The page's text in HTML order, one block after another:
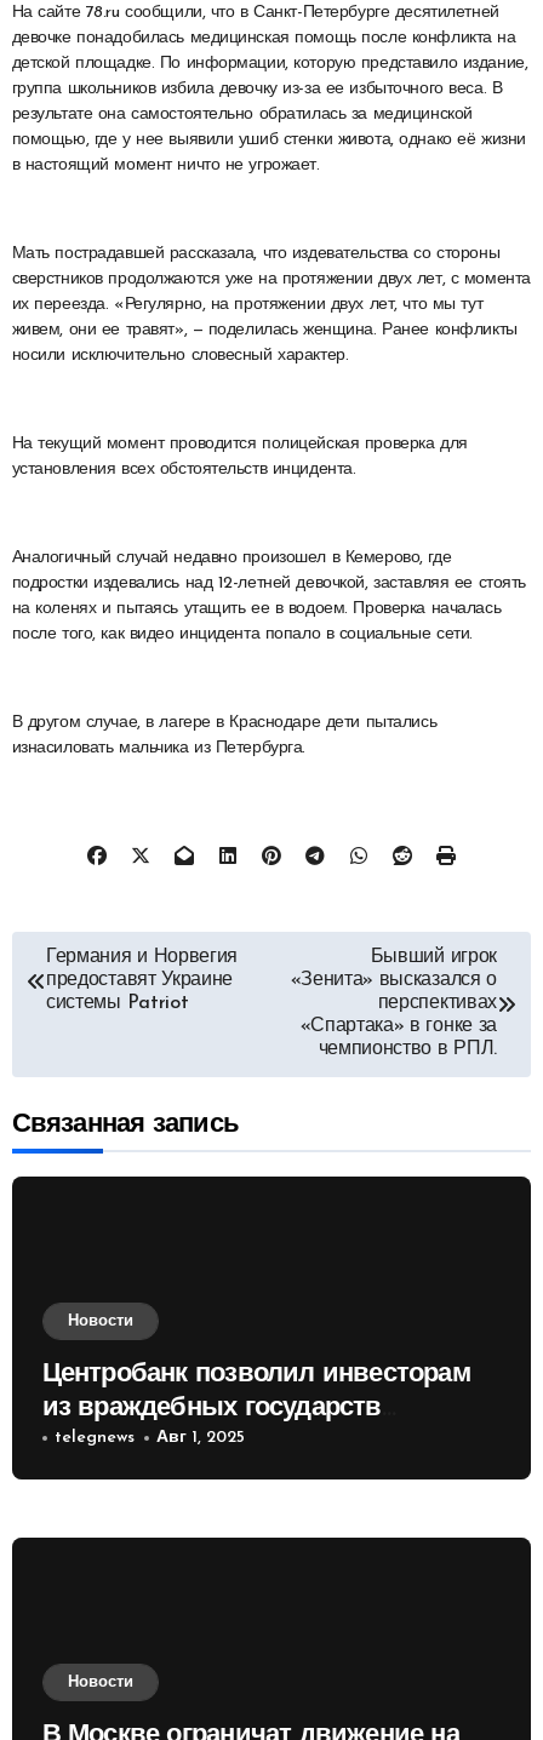
На сайте 78.ru сообщили, что в Санкт-Петербурге десятилетней
девочке понадобилась медицинская помощь после конфликта на
детской площадке. По информации, которую представило издание,
группа школьников избила девочку из-за ее избыточного веса. В
результате она самостоятельно обратилась за медицинской
помощью, где у нее выявили ушиб стенки живота, однако её жизни
в настоящий момент ничто не угрожает.
Мать пострадавшей рассказала, что издевательства со стороны
сверстников продолжаются уже на протяжении двух лет, с момента
их переезда. «Регулярно, на протяжении двух лет, что мы тут
живем, они ее травят», — поделилась женщина. Ранее конфликты
носили исключительно словесный характер.
На текущий момент проводится полицейская проверка для
установления всех обстоятельств инцидента.
Аналогичный случай недавно произошел в Кемерово, где
подростки издевались над 12-летней девочкой, заставляя ее стоять
на коленях и пытаясь утащить ее в водоем. Проверка началась
после того, как видео инцидента попало в социальные сети.
В другом случае, в лагере в Краснодаре дети пытались
изнасиловать мальчика из Петербурга.
Навигация
по
Германия и Норвегия
предоставят Украине
системы Patriot
Бывший игрок
«Зенита» высказался о
перспективах
«Спартака» в гонке за
чемпионство в РПЛ.
Связанная запись
Новости
Центробанк позволил инвесторам
из враждебных государств
приобретать валюту
telegnews Авг 1, 2025
Новости